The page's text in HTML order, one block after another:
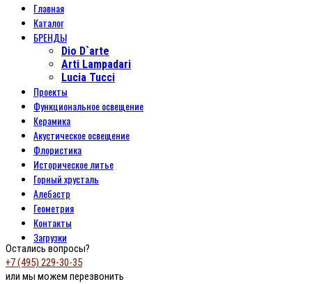
Главная
Каталог
БРЕНДЫ
Dio D`arte
Arti Lampadari
Lucia Tucci
Проекты
Функциональное освещение
Керамика
Акустическое освещение
Флористика
Историческое литье
Горный хрусталь
Алебастр
Геометрия
Контакты
Загрузки
Остались вопросы?
+7 (495) 229-30-35
или мы можем перезвонить